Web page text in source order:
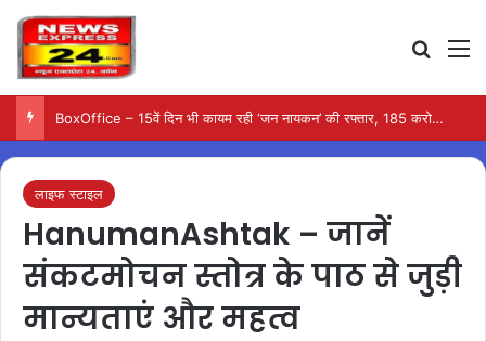
BoxOffice – 15वें दिन भी कायम रही ‘जन नायकन’ की रफ्तार, 185 करोड़ के पार पहुंची कमाई…
लाइफ स्टाइल
HanumanAshtak – जानें
संकटमोचन स्तोत्र के पाठ से जुड़ी
मान्यताएं और महत्व